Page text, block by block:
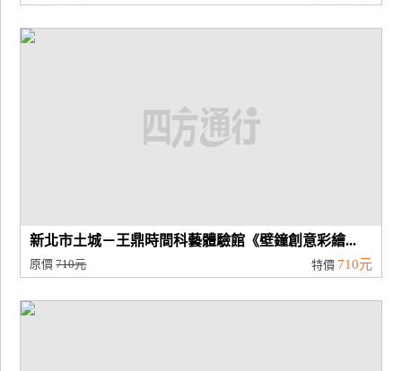
新北市土城－王鼎時間科藝體驗館《壁鐘創意彩繪...
原價710元 特價 710元